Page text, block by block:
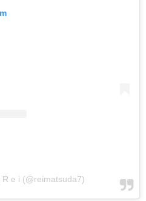
e i (@reimatsuda7)